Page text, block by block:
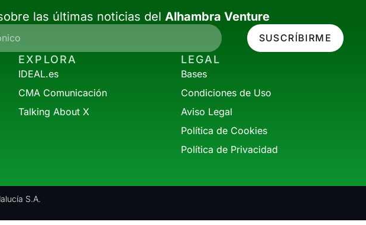
las últimas noticias del Alhambra Venture
SUSCRÍBIRME
EXPLORA
IDEAL.es
CMA Comunicación
Talking About X
LEGAL
Bases
Condiciones de Uso
Aviso Legal
Política de Cookies
Política de Privacidad
S.A.